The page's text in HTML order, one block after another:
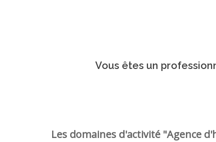
Vous êtes un
Les domaines d'activité "Agence